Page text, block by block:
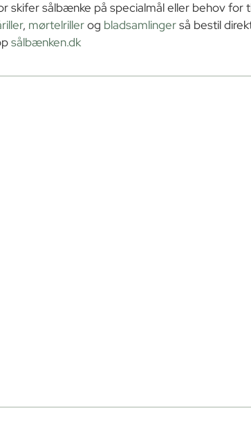
skifer sålbænke på specialmål eller behov for
, mørtelrillerog bladsamlingerså bestil
sålbænken.dk